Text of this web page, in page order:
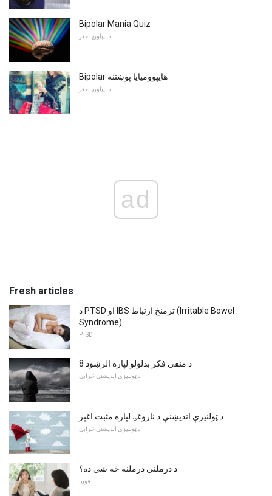
Bipolar Mania Quiz
د بیپلورډ اختر
Bipolar هایپوومیایا پوښتنه
د بیپلورډ اختر
ad
Fresh articles
د PTSD او IBS ترمنځ ارتباط (Irritable Bowel
Syndrome)
PTSD
د منفي فکر بدلولو لپاره الرښود 8
د ټولنیزې اندیښنې خرابی
د ټولنیزې اندیښنې د ناروغۍ لپاره مثبت اغېز
د ټولنیزې اندیښنې خرابی
د درملنې درملنه څه شی ده؟
فوبیا